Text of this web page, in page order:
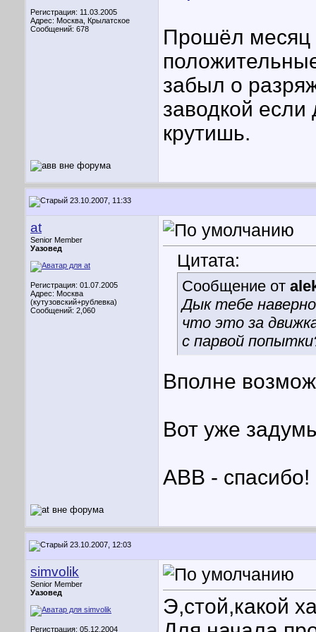
Регистрация: 11.03.2005
Адрес: Москва, Крылатское
Сообщений: 678
Прошёл месяц
забыл о
заводкой если
крутишь.
23.10.2007, 11:33
at
Senior Member
Уазовед
Регистрация: 01.07.2005
Адрес: Москва
(кутузовский+рублевка)
Сообщений: 2,060
Цитата:
Сообщение от
Дык тебе
что это за
с парвой
Вполне
Вот уже
АВВ - спасибо!
23.10.2007, 12:03
simvolik
Senior Member
Уазовед
Регистрация: 05.12.2004
Э,стой,какой